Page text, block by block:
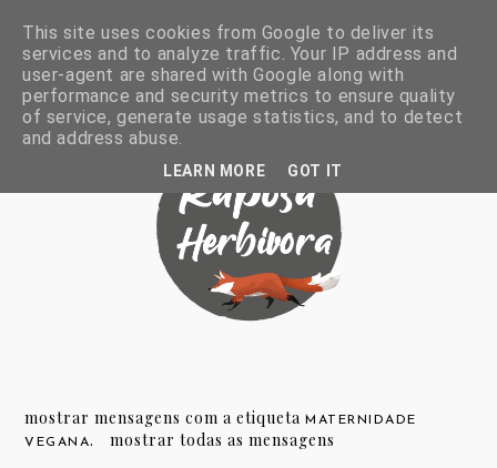
mostrar mensagens com a etiquetaMATERNIDADE
VEGANA. mostrar todas as mensagens
This site uses cookies from Google to deliver its
services and to analyze traffic. Your IP address and
user-agent are shared with Google along with
performance and security metrics to ensure quality
of service, generate usage statistics, and to detect
and address abuse.
LEARN MORE GOT IT